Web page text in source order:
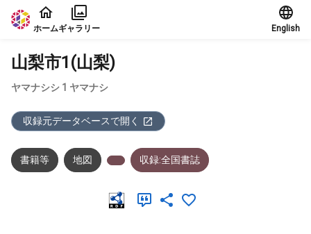
本文に飛ぶ
ホームギャラリー English
山梨市1(山梨)
ヤマナシシ 1 ヤマナシ
収録元データベースで開く
書籍等 地図 収録:全国書誌